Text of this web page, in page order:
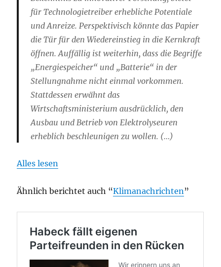
für Technologietreiber erhebliche Potentiale
und Anreize. Perspektivisch könnte das Papier
die Tür für den Wiedereinstieg in die Kernkraft
öffnen. Auffällig ist weiterhin, dass die Begriffe
„Energiespeicher“ und „Batterie“ in der
Stellungnahme nicht einmal vorkommen.
Stattdessen erwähnt das
Wirtschaftsministerium ausdrücklich, den
Ausbau und Betrieb von Elektrolyseuren
erheblich beschleunigen zu wollen. (…)
Alles lesen
Ähnlich berichtet auch “Klimanachrichten ”